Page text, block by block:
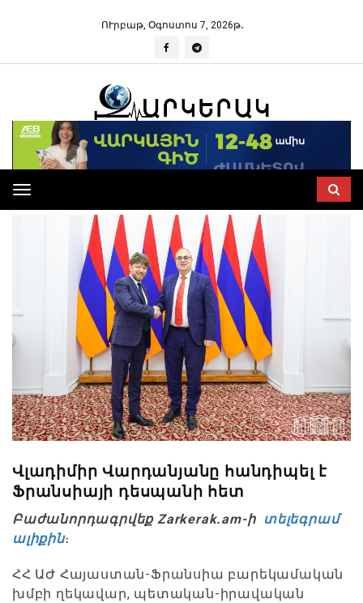
ՈՒրբաթ, Օգոստոս 7, 2026թ․
Toggle
navigation
Վլադիմիր Վարդանյանը հանդիպել է
Ֆրանսիայի դեսպանի հետ
Բաժանորդագրվեք Zarkerak.am-ի տելեգրամ
ալիքին։
ՀՀ ԱԺ Հայաստան-Ֆրանսիա բարեկամական
խմբի ղեկավար, պետական-իրավական